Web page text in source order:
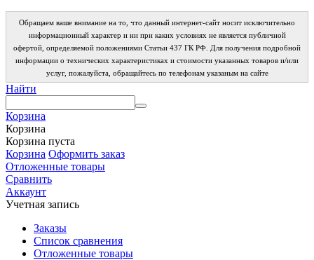
Обращаем ваше внимание на то, что данный интернет-сайт носит исключительно
информационный характер и ни при каких условиях не является публичной
офертой, определяемой положениями Статьи 437 ГК РФ. Для получения подробной
информации о технических характеристиках и стоимости указанных товаров и/или
услуг, пожалуйста, обращайтесь по телефонам указаным на сайте
Найти
Корзина
Корзина
Корзина пуста
Корзина Оформить заказ
Отложенные товары
Сравнить
Аккаунт
Учетная запись
Заказы
Список сравнения
Отложенные товары